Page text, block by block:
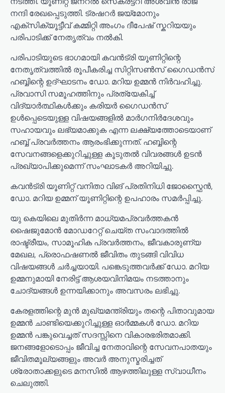
നന്ദി രേഖപ്പെടുത്തി. ട്രഷറർ ജയ്മോനും
എക്സിക്യൂട്ടീവ് കമ്മിറ്റി അംഗം ദീപേഷ് സ്കറിയയും
പരിപാടിക്ക് നേതൃത്വം നൽകി.
പരിപാടിയുടെ ഭാഗമായി കവൻട്രി യൂണിറ്റിന്റെ
നേതൃത്വത്തിൽ രൂപീകരിച്ച സിറ്റിസൺസ് ഗൈഡൻസ്
ഹബ്ബിന്റെ ഉദ്ഘാടനം ഡോ. മറിയ ഉമ്മൻ നിർവഹിച്ചു.
പ്രവാസി സമൂഹത്തിനും പ്രത്യേകിച്ച്
വിദ്യാർത്ഥികൾക്കും കരിയർ ഗൈഡൻസ്
ഉൾപ്പെടെയുള്ള വിഷയങ്ങളിൽ മാർഗനിർദേശവും
സഹായവും ലഭ്യമാക്കുക എന്ന ലക്ഷ്യത്തോടെയാണ്
ഹബ്ബ് പ്രവർത്തനം ആരംഭിക്കുന്നത്. ഹബ്ബിന്റെ
സേവനങ്ങളെക്കുറിച്ചുള്ള കൂടുതൽ വിവരങ്ങൾ ഉടൻ
പ്രഖ്യാപിക്കുമെന്ന് സംഘാടകർ അറിയിച്ചു.
കവൻട്രി യൂണിറ്റ് വനിതാ വിങ് പ്രതിനിധി ജോസ്ഫൈൻ,
ഡോ. മറിയ ഉമ്മന് യൂണിറ്റിന്റെ ഉപഹാരം സമർപ്പിച്ചു.
യു കെയിലെ മുതിർന്ന മാധ്യമപ്രവർത്തകൻ
ഷൈജുമോൻ മോഡറേറ്റ് ചെയ്ത സംവാദത്തിൽ
രാഷ്ട്രീയം, സാമൂഹിക പ്രവർത്തനം, ജീവകാരുണ്യ
മേഖല, പ്രൊഫഷണൽ ജീവിതം തുടങ്ങി വിവിധ
വിഷയങ്ങൾ ചർച്ചയായി. പങ്കെടുത്തവർക്ക് ഡോ. മറിയ
ഉമ്മനുമായി നേരിട്ട് ആശയവിനിമയം നടത്താനും
ചോദ്യങ്ങൾ ഉന്നയിക്കാനും അവസരം ലഭിച്ചു.
കേരളത്തിന്റെ മുൻ മുഖ്യമന്ത്രിയും തന്റെ പിതാവുമായ
ഉമ്മൻ ചാണ്ടിയെക്കുറിച്ചുള്ള ഓർമ്മകൾ ഡോ. മറിയ
ഉമ്മൻ പങ്കുവെച്ചത് സദസ്സിനെ വികാരഭരിതമാക്കി.
ജനങ്ങളോടൊപ്പം ജീവിച്ച നേതാവിന്റെ സേവനപാതയും
ജീവിതമൂല്യങ്ങളും അവർ അനുസ്മരിച്ചത്
ശ്രോതാക്കളുടെ മനസിൽ ആഴത്തിലുള്ള സ്വാധീനം
ചെലുത്തി.